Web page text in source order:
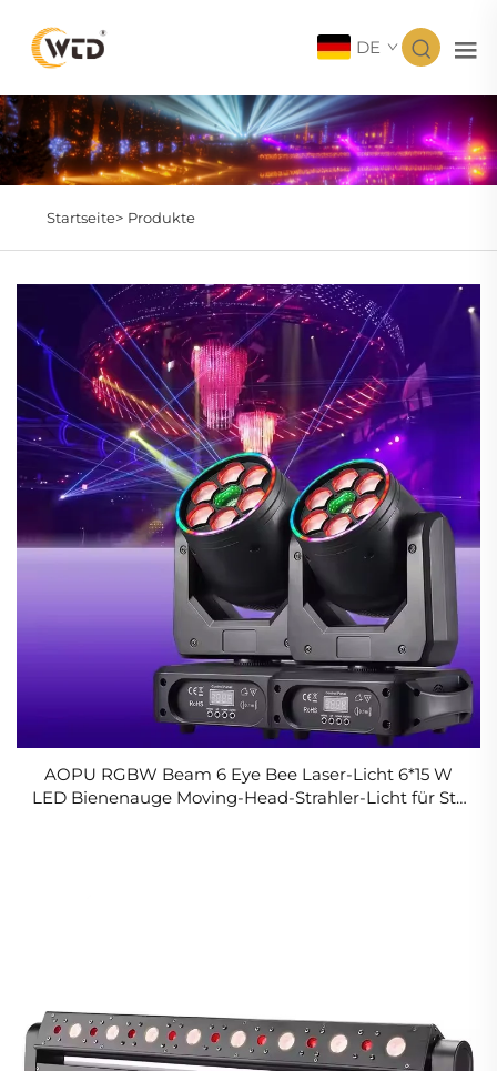
DE
Startseite> Produkte
AOPU RGBW Beam 6 Eye Bee Laser-Licht 6*15 W
LED Bienenauge Moving-Head-Strahler-Licht für Sta